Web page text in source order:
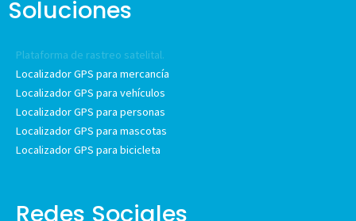
Soluciones
Plataforma de rastreo satelital.
Localizador GPS para mercancía
Localizador GPS para vehículos
Localizador GPS para personas
Localizador GPS para mascotas
Localizador GPS para bicicleta
Redes Sociales